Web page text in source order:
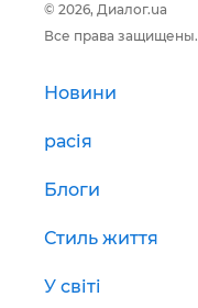
© 2026, Диалог.ua
Все права защищены.
Новини
расія
Блоги
Стиль життя
У світі